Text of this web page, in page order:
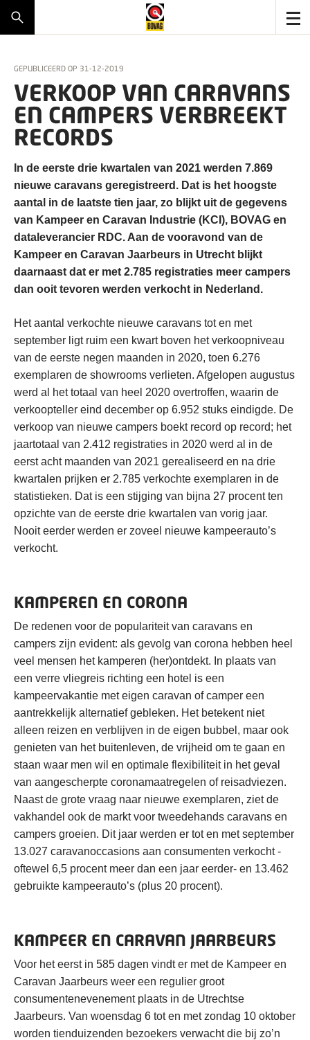
GEPUBLICEERD OP 31-12-2019
VERKOOP VAN CARAVANS
EN CAMPERS VERBREEKT
RECORDS
In de eerste drie kwartalen van 2021 werden 7.869
nieuwe caravans geregistreerd. Dat is het hoogste
aantal in de laatste tien jaar, zo blijkt uit de gegevens
van Kampeer en Caravan Industrie (KCI), BOVAG en
dataleverancier RDC. Aan de vooravond van de
Kampeer en Caravan Jaarbeurs in Utrecht blijkt
daarnaast dat er met 2.785 registraties meer campers
dan ooit tevoren werden verkocht in Nederland.
Het aantal verkochte nieuwe caravans tot en met
september ligt ruim een kwart boven het verkoopniveau
van de eerste negen maanden in 2020, toen 6.276
exemplaren de showrooms verlieten. Afgelopen augustus
werd al het totaal van heel 2020 overtroffen, waarin de
verkoopteller eind december op 6.952 stuks eindigde. De
verkoop van nieuwe campers boekt record op record; het
jaartotaal van 2.412 registraties in 2020 werd al in de
eerst acht maanden van 2021 gerealiseerd en na drie
kwartalen prijken er 2.785 verkochte exemplaren in de
statistieken. Dat is een stijging van bijna 27 procent ten
opzichte van de eerste drie kwartalen van vorig jaar.
Nooit eerder werden er zoveel nieuwe kampeerauto’s
verkocht.
KAMPEREN EN CORONA
De redenen voor de populariteit van caravans en
campers zijn evident: als gevolg van corona hebben heel
veel mensen het kamperen (her)ontdekt. In plaats van
een verre vliegreis richting een hotel is een
kampeervakantie met eigen caravan of camper een
aantrekkelijk alternatief gebleken. Het betekent niet
alleen reizen en verblijven in de eigen bubbel, maar ook
genieten van het buitenleven, de vrijheid om te gaan en
staan waar men wil en optimale flexibiliteit in het geval
van aangescherpte coronamaatregelen of reisadviezen.
Naast de grote vraag naar nieuwe exemplaren, ziet de
vakhandel ook de markt voor tweedehands caravans en
campers groeien. Dit jaar werden er tot en met september
13.027 caravanoccasions aan consumenten verkocht -
oftewel 6,5 procent meer dan een jaar eerder- en 13.462
gebruikte kampeerauto’s (plus 20 procent).
KAMPEER EN CARAVAN JAARBEURS
Voor het eerst in 585 dagen vindt er met de Kampeer en
Caravan Jaarbeurs weer een regulier groot
consumentenevenement plaats in de Utrechtse
Jaarbeurs. Van woensdag 6 tot en met zondag 10 oktober
worden tienduizenden bezoekers verwacht die bij zo’n